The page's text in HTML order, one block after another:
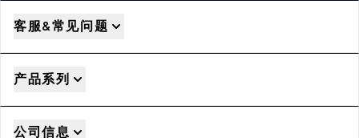
客服&常见问题
产品系列
公司信息